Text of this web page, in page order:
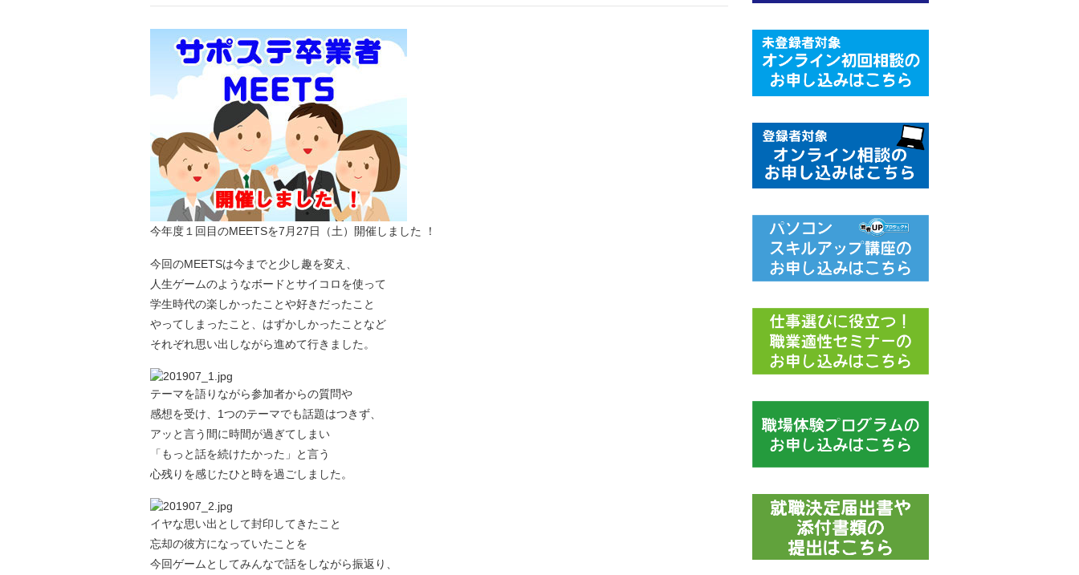
今年度１回目のMEETSを7月27日（土）開催しました ！
今回のMEETSは今までと少し趣を変え、
人生ゲームのようなボードとサイコロを使って
学生時代の楽しかったことや好きだったこと
やってしまったこと、はずかしかったことなど
それぞれ思い出しながら進めて行きました。
テーマを語りながら参加者からの質問や
感想を受け、1つのテーマでも話題はつきず、
アッと言う間に時間が過ぎてしまい
「もっと話を続けたかった」と言う
心残りを感じたひと時を過ごしました。
イヤな思い出として封印してきたこと
忘却の彼方になっていたことを
今回ゲームとしてみんなで話をしながら振返り、